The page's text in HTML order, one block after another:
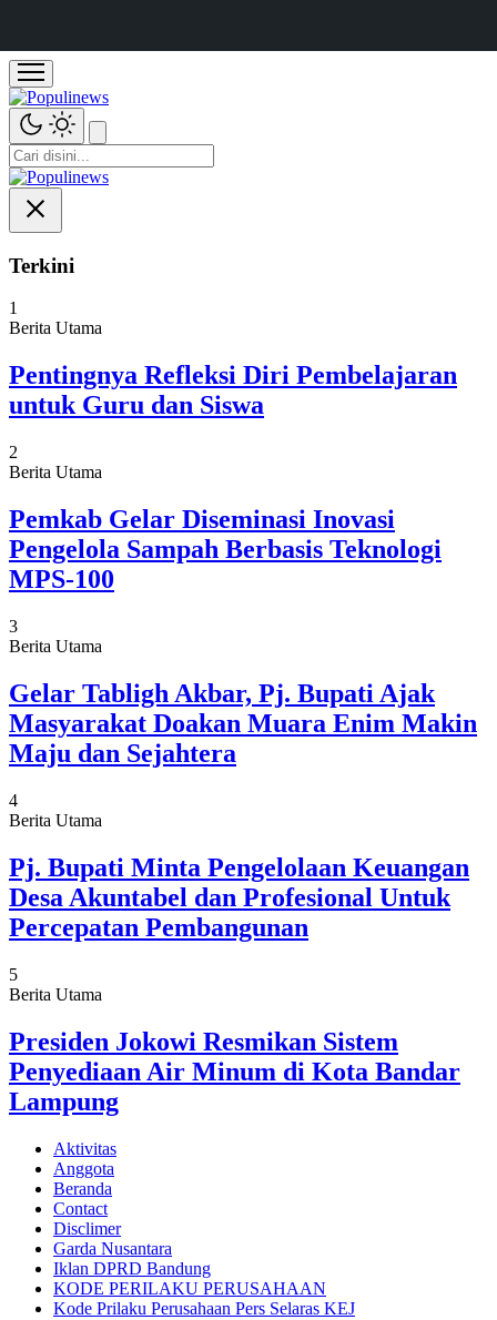
Terkini
1
Berita Utama
Pentingnya Refleksi Diri Pembelajaran
untuk Guru dan Siswa
2
Berita Utama
Pemkab Gelar Diseminasi Inovasi
Pengelola Sampah Berbasis Teknologi
MPS-100
3
Berita Utama
Gelar Tabligh Akbar, Pj. Bupati Ajak
Masyarakat Doakan Muara Enim Makin
Maju dan Sejahtera
4
Berita Utama
Pj. Bupati Minta Pengelolaan Keuangan
Desa Akuntabel dan Profesional Untuk
Percepatan Pembangunan
5
Berita Utama
Presiden Jokowi Resmikan Sistem
Penyediaan Air Minum di Kota Bandar
Lampung
Aktivitas
Anggota
Beranda
Contact
Disclimer
Garda Nusantara
Iklan DPRD Bandung
KODE PERILAKU PERUSAHAAN
Kode Prilaku Perusahaan Pers Selaras KEJ